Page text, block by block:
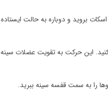
بروید و دوباره به حالت ایستاده
این حرکت به تقویت عضلات
را به سمت قفسه سینه ببرید.